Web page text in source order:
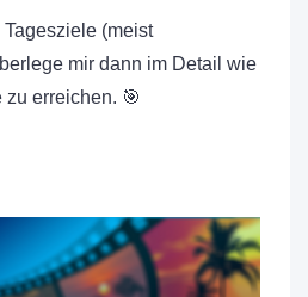
Tagesziele (meist
mir dann im Detail wie
erreichen. 🎯